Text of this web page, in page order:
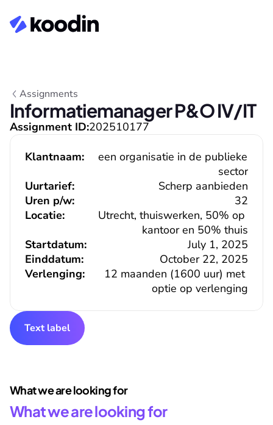
Assignments
Informatiemanager P&O IV/IT
Assignment ID:202510177
Klantnaam:
een organisatie in de publieke
sector
Uurtarief:
Scherp aanbieden
32
Uren p/w:
Locatie:
Utrecht, thuiswerken, 50% op
kantoor en 50% thuis
Verlenging:
12 maanden (1600 uur) met
optie op verlenging
Einddatum: October 22, 2025
Startdatum: July 1, 2025
Text label
What we are looking for
What we are looking for